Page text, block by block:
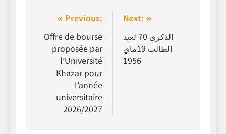
Previous:
Offre de bourse
proposée par
l’Université
Khazar pour
l’année
universitaire
2026/2027
Next:
الذكرى 70 لعيد
الطالب 19ماي
1956